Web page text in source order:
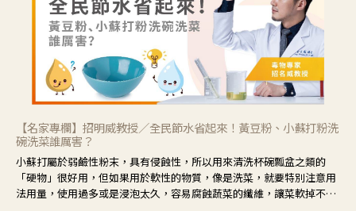
【名家專欄】招明威教授／全民節水省起來！黃豆粉、小蘇打粉洗
碗洗菜誰厲害？
小蘇打屬於弱鹼性粉末，具有侵蝕性，所以用來清洗杯碗瓢盆之類的
「硬物」很好用，但如果用於軟性的物質，像是洗菜，就要特別注意用
法用量，使用過多或是浸泡太久，容易腐蝕蔬菜的纖維，讓菜軟掉不清